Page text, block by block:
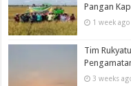
Pangan
1 week ago
Tim
3 weeks